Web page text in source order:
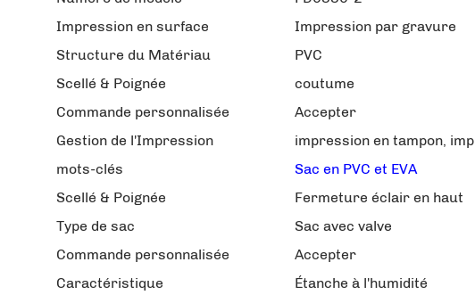
Impression en surface
Impression par gravure
Structure du Matériau
PVC
Scellé & Poignée
coutume
Commande personnalisée
Accepter
Gestion de l'Impression
impression en tampon,
mots-clés
Sac en PVC et EVA
Scellé & Poignée
Fermeture éclair en haut
Type de sac
Sac avec valve
Commande personnalisée
Accepter
Caractéristique
Étanche à l'humidité